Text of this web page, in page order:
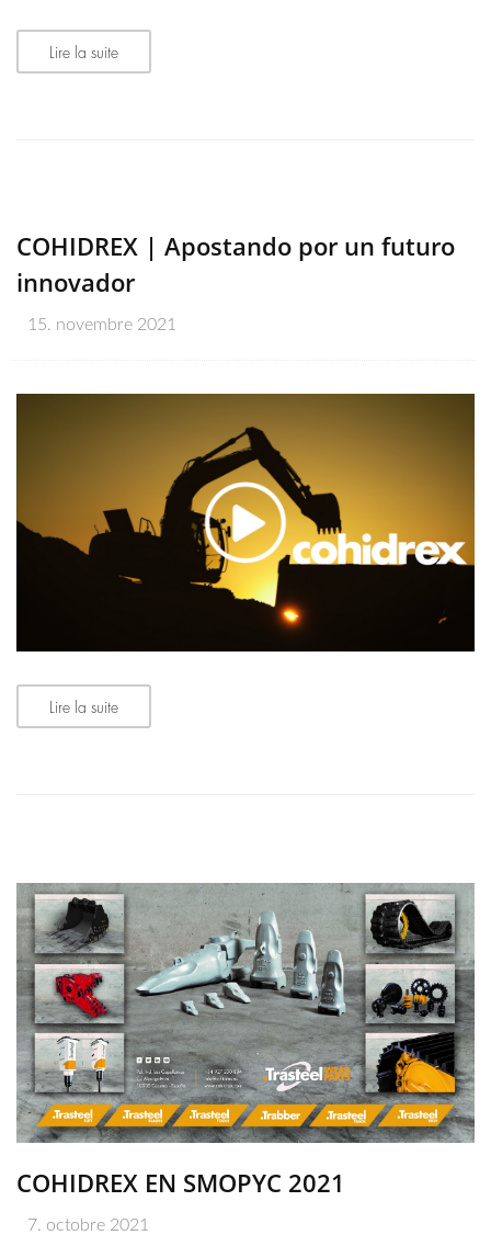
Lire la suite
COHIDREX | Apostando por un futuro
innovador
15. novembre 2021
Lire la suite
COHIDREX EN SMOPYC 2021
7. octobre 2021